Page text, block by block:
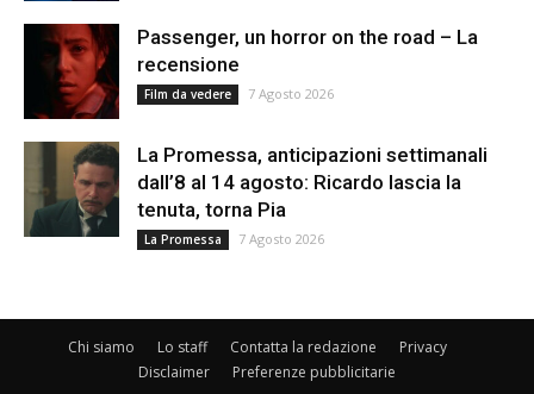
Passenger, un horror on the road – La
recensione
Film da vedere 7 Agosto 2026
La Promessa, anticipazioni settimanali
dall’8 al 14 agosto: Ricardo lascia la
tenuta, torna Pia
La Promessa 7 Agosto 2026
Chi siamo Lo staff Contatta la redazione
Privacy
Disclaimer
Preferenze pubblicitarie